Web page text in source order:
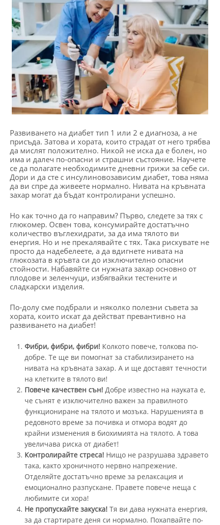
Развиването на диабет тип 1 или 2 е диагноза, а не
присъда. Затова и хората, които страдат от него трябва
да мислят положително. Никой не иска да е болен, но
има и далеч по-опасни и страшни състояние. Научете
се да полагате необходимите дневни грижи за себе си.
Дори и да сте с инсулиновозависим диабет, това няма
да ви спре да живеете нормално. Нивата на кръвната
захар могат да бъдат контролирани успешно.
Но как точно да го направим? Първо, следете за тях с
глюкомер. Освен това, консумирайте достатъчно
количество въглехидрати, за да има тялото ви
енергия. Но и не прекалявайте с тях. Така рискувате не
просто да надебелеете, а да вдигнете нивата на
глюкозата в кръвта си до изключително опасни
стойности. Набавяйте си нужната захар основно от
плодове и зеленчуци, избягвайки тестените и
сладкарски изделия.
По-долу сме подбрали и няколко полезни съвета за
хората, които искат да действат превантивно на
развиването на диабет!
Фибри, фибри, фибри! Колкото повече, толкова по-
добре. Те ще ви помогнат за стабилизирането на
нивата на кръвната захар. А и ще доставят течности
на клетките в тялото ви!
Повече качествен сън! Добре известно на науката е,
че сънят е изключително важен за правилното
функциониране на тялото и мозъка. Нарушенията в
редовното време за почивка и отмора водят до
крайни изменения в биохимията на тялото. А това
увеличава риска от диабет!
Контролирайте стреса! Нищо не разрушава здравето
така, както хроничното нервно напрежение.
Отделяйте достатъчно време за релаксация и
емоционално разпускане. Правете повече неща с
любимите си хора!
Не пропускайте закуска! Тя ви дава нужната енергия,
за да стартирате деня си нормално. Похапвайте по-